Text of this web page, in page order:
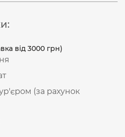
від 3000 грн)
(за рахунок